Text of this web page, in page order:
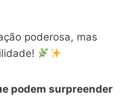
poderosa, mas
podem surpreender